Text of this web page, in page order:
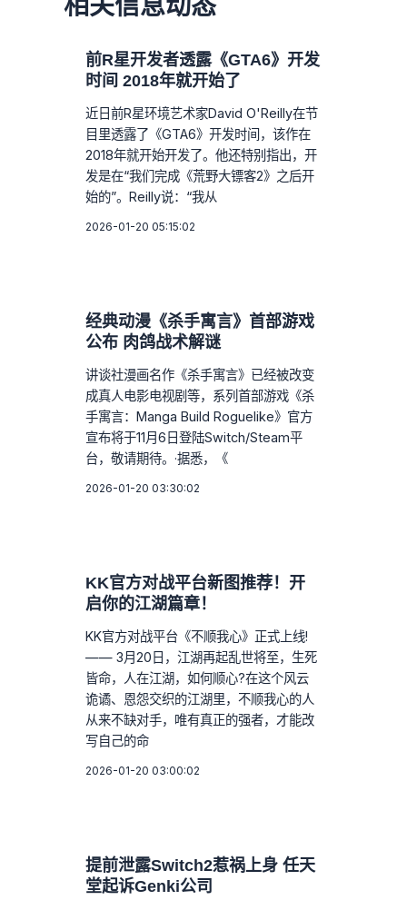
前R星开发者透露《GTA6》开发
时间 2018年就开始了
近日前R星环境艺术家David O'Reilly在节
目里透露了《GTA6》开发时间，该作在
2018年就开始开发了。他还特别指出，开
发是在“我们完成《荒野大镖客2》之后开
始的”。Reilly说：“我从
2026-01-20 05:15:02
经典动漫《杀手寓言》首部游戏
公布 肉鸽战术解谜
讲谈社漫画名作《杀手寓言》已经被改变
成真人电影电视剧等，系列首部游戏《杀
手寓言：Manga Build Roguelike》官方
宣布将于11月6日登陆Switch/Steam平
台，敬请期待。·据悉，《
2026-01-20 03:30:02
KK官方对战平台新图推荐！开
启你的江湖篇章！
KK官方对战平台《不顺我心》正式上线!
—— 3月20日，江湖再起乱世将至，生死
皆命，人在江湖，如何顺心?在这个风云
诡谲、恩怨交织的江湖里，不顺我心的人
从来不缺对手，唯有真正的强者，才能改
写自己的命
2026-01-20 03:00:02
提前泄露Switch2惹祸上身 任天
堂起诉Genki公司